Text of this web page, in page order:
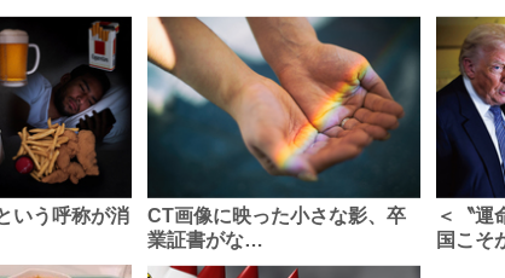
いう呼称が消
CT画像に映った小さな影、卒
業証書がな…
＜〝運
国こそ